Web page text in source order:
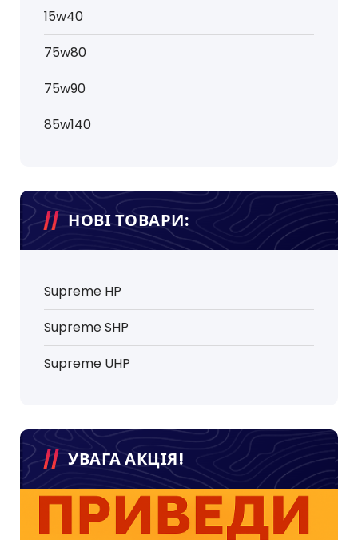
15w40
75w80
75w90
85w140
НОВІ ТОВАРИ:
Supreme HP
Supreme SHP
Supreme UHP
УВАГА АКЦІЯ!